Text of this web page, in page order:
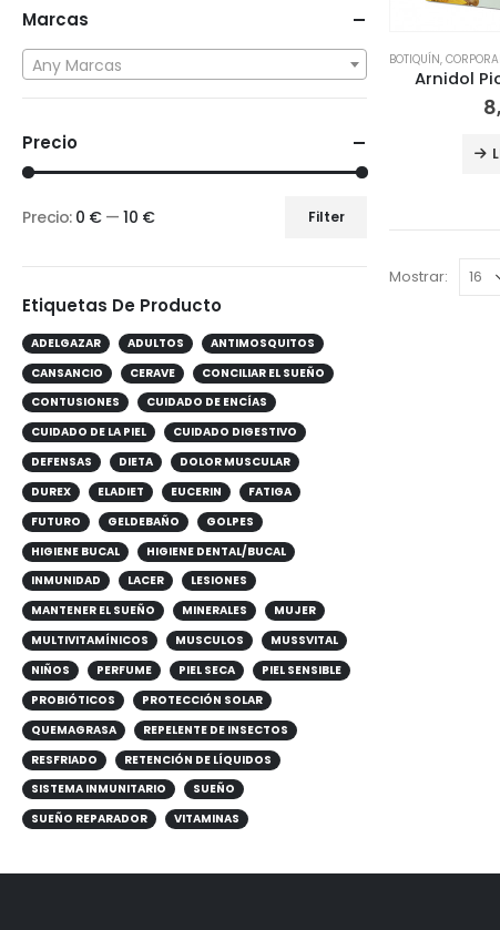
BOTIQUÍN,
Arnidol
Mostrar:
Marcas
Any Marcas
Precio
Filter
Precio: 0 €—10 €
Etiquetas De Producto
ADELGAZAR ADULTOS
ANTIMOSQUITOS
CANSANCIO
CERAVE
CONCILIAR EL SUEÑO
CONTUSIONES
CUIDADO DE ENCÍAS
CUIDADO DE LA PIEL
CUIDADO DIGESTIVO
DEFENSAS
DIETA
DOLOR MUSCULAR
DUREX
ELADIET EUCERIN
FATIGA
FUTURO
GELDEBAÑO
GOLPES
HIGIENE BUCAL
HIGIENE DENTAL/BUCAL
INMUNIDAD
LACER
LESIONES
MANTENER EL SUEÑO
MINERALES
MUJER
MULTIVITAMÍNICOS
MUSCULOS
MUSSVITAL
NIÑOS
PERFUME PIEL SECA
PIEL SENSIBLE
PROBIÓTICOS
PROTECCIÓN SOLAR
QUEMAGRASA
REPELENTE DE INSECTOS
RESFRIADO
RETENCIÓN DE LÍQUIDOS
SISTEMA INMUNITARIO
SUEÑO
SUEÑO REPARADOR
VITAMINAS